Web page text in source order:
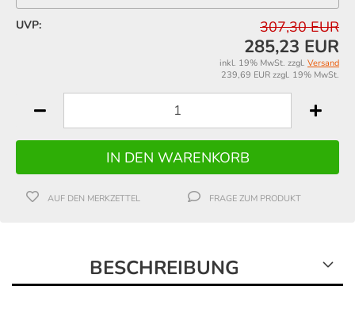
UVP: 307,30 EUR
285,23 EUR
inkl. 19% MwSt. zzgl. Versand
239,69 EUR zzgl. 19% MwSt.
AUF DEN MERKZETTEL FRAGE ZUM PRODUKT
BESCHREIBUNG